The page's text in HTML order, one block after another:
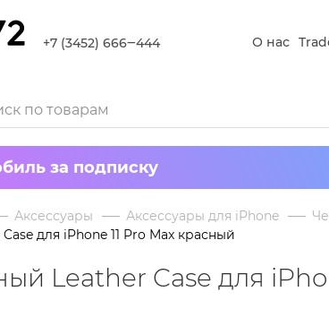
+7 (3452) 666‒444 О нас
за подписку
Аксессуары Аксессуары для iPhone
для iPhone 11 Pro Max красный
Leather Case для